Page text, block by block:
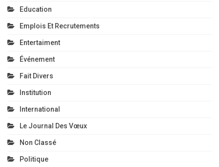
Education
Emplois Et Recrutements
Entertaiment
Événement
Fait Divers
Institution
International
Le Journal Des Vœux
Non Classé
Politique